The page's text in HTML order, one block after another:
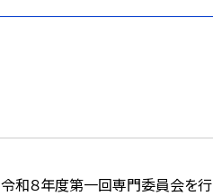
令和８年度第一回専門委員会を行